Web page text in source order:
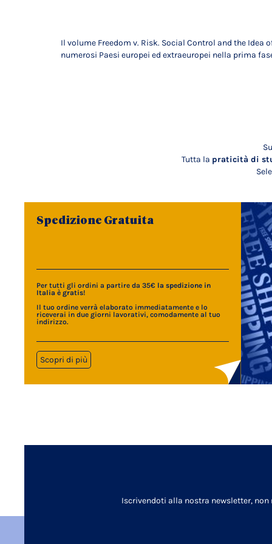
Il volume Freedom v. Risk. Social Control and the
numerosi Paesi europei ed extraeuropei nella prima
Tutta la praticità di
Spedizione Gratuita
Per tutti gli ordini a partire da 35€ la spedizione in
Italia è gratis!
Il tuo ordine verrà elaborato immediatamente e lo
riceverai in due giorni lavorativi, comodamente al tuo
indirizzo.
Scopri di più
Iscrivendoti alla nostra newsletter,